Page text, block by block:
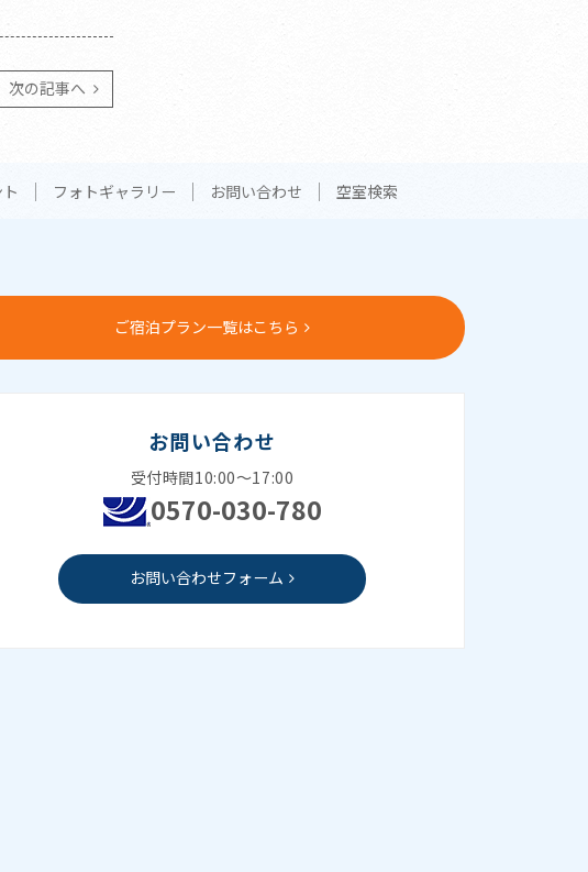
次の記事へ
フォトギャラリー お問い合わせ 空室検索
ご宿泊プラン一覧はこちら
お問い合わせ
受付時間10:00～17:00
0570-030-780
お問い合わせフォーム